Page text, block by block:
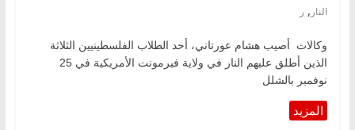
النار , ر
وكالات أصيب هشام عورتاني، أحد الطلاب الفلسطينيين الثلاثة
الذين أطلق عليهم النار في ولاية فيرمونت الأمريكية في 25
نوفمبر بالشلل